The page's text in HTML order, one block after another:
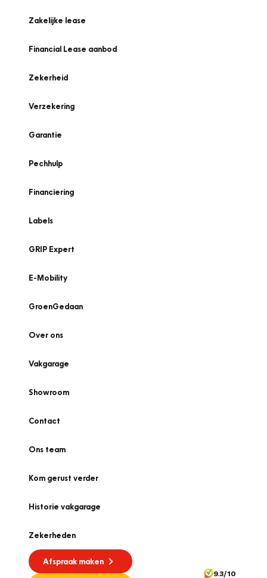
Zakelijke lease
Financial Lease aanbod
Zekerheid
Verzekering
Garantie
Pechhulp
Financiering
Labels
GRIP Expert
E-Mobility
GroenGedaan
Over ons
Vakgarage
Showroom
Contact
Ons team
Kom gerust verder
Historie vakgarage
Zekerheden
Afspraak maken
9.3/10